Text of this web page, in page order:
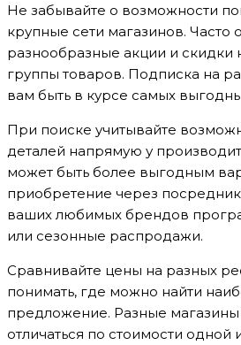
Не забывайте о возможности
крупные сети магазинов. Часто
разнообразные акции и
группы товаров. Подписка на
вам быть в курсе самых
При поиске учитывайте
деталей напрямую у
может быть более выгодным
приобретение через
ваших любимых брендов
или сезонные распродажи.
Сравнивайте цены на разных
понимать, где можно найти
предложение. Разные магазины
отличаться по стоимости одной